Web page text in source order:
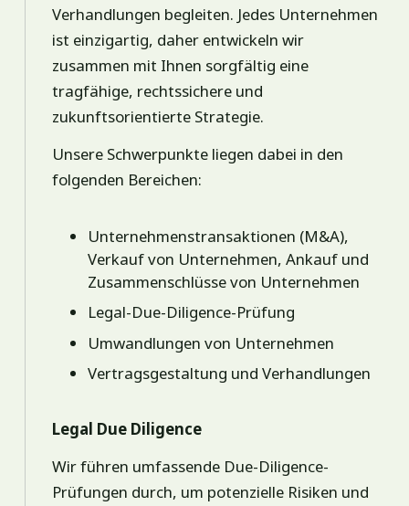
Verhandlungen begleiten. Jedes Unternehmen
ist einzigartig, daher entwickeln wir
zusammen mit Ihnen sorgfältig eine
tragfähige, rechtssichere und
zukunftsorientierte Strategie.
Unsere Schwerpunkte liegen dabei in den
folgenden Bereichen:
Unternehmenstransaktionen (M&A),
Verkauf von Unternehmen, Ankauf und
Zusammenschlüsse von Unternehmen
Legal-Due-Diligence-Prüfung
Umwandlungen von Unternehmen
Vertragsgestaltung und Verhandlungen
Legal Due Diligence
Wir führen umfassende Due-Diligence-
Prüfungen durch, um potenzielle Risiken und